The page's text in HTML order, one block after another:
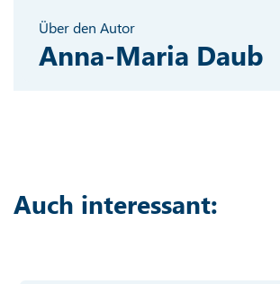
Über den Autor
Anna-Maria Daub
Auch interessant: